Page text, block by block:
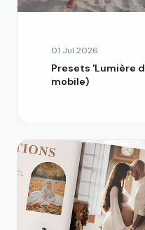
01 Jul 2026
Presets 'Lumière
mobile)